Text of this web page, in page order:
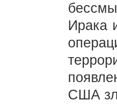
Ирака
США